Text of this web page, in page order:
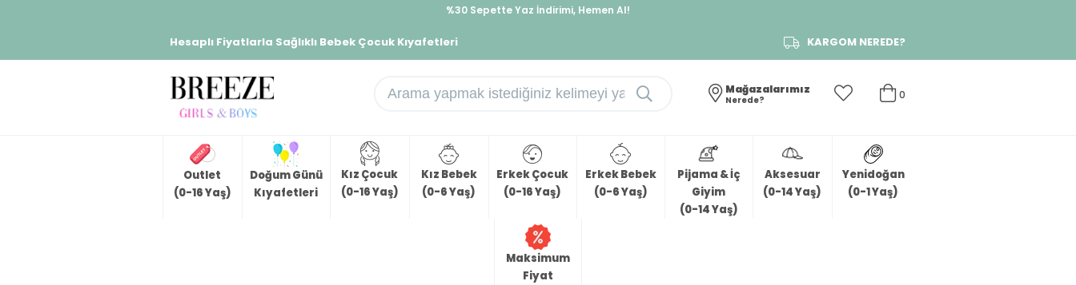
%30 Sepette Yaz İndirimi, Hemen Al!
Hesaplı Fiyatlarla Sağlıklı Bebek Çocuk Kıyafetleri KARGOM NEREDE?
0
Mağazalarımız
Nerede?
Outlet
(0-16 Yaş)
Doğum Günü
Kıyafetleri
Kız Çocuk
(0-16 Yaş)
Kız Bebek
(0-6 Yaş)
Erkek Çocuk
(0-16 Yaş)
Erkek Bebek
(0-6 Yaş)
Pijama & İç
Giyim
(0-14 Yaş)
Aksesuar
(0-14 Yaş)
Yenidoğan
(0-1 Yaş)
Maksimum
Fiyat